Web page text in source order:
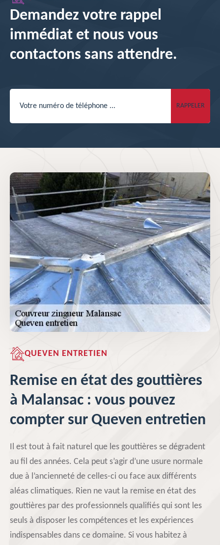
Demandez votre rappel
immédiat et nous vous
contactons sans attendre.
QUEVEN ENTRETIEN
Remise en état des gouttières
à Malansac : vous pouvez
compter sur Queven entretien
Il est tout à fait naturel que les gouttières se dégradent
au fil des années. Cela peut s’agir d’une usure normale
due à l’ancienneté de celles-ci ou face aux différents
aléas climatiques. Rien ne vaut la remise en état des
gouttières par des professionnels qualifiés qui sont les
seuls à disposer les compétences et les expériences
indispensables dans ce domaine. Si vous habitez à